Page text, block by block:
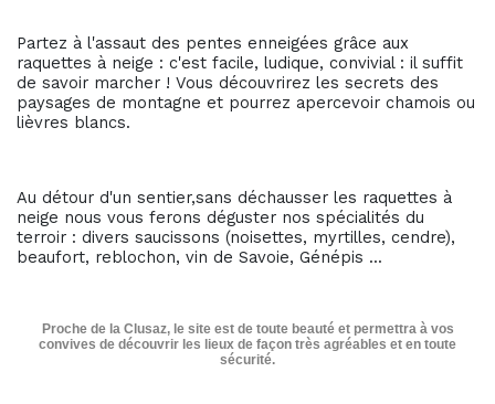
Partez à l'assaut des pentes enneigées grâce aux
raquettes à neige : c'est facile, ludique, convivial : il suffit
de savoir marcher ! Vous découvrirez les secrets des
paysages de montagne et pourrez apercevoir chamois ou
lièvres blancs.
Au détour d'un sentier,sans déchausser les raquettes à
neige nous vous ferons déguster nos spécialités du
terroir : divers saucissons (noisettes, myrtilles, cendre),
beaufort, reblochon, vin de Savoie, Génépis ...
Proche de la Clusaz, le site est de toute beauté et permettra à vos
convives de découvrir les lieux de façon très agréables et en toute
sécurité.